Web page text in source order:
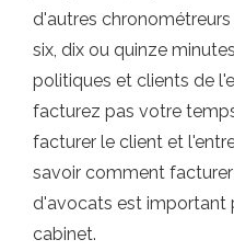
d'autres
six, dix ou quinze
politiques et clients de
facturez pas votre
facturer le client et
savoir comment
d'avocats est important
cabinet.